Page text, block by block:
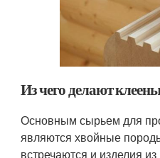
Из чего делают
Основным сырьем для
являются хвойные
встречаются и изделия